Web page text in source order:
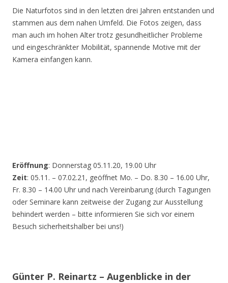
Die Naturfotos sind in den letzten drei Jahren entstanden und
stammen aus dem nahen Umfeld. Die Fotos zeigen, dass
man auch im hohen Alter trotz gesundheitlicher Probleme
und eingeschränkter Mobilität, spannende Motive mit der
Kamera einfangen kann.
Eröffnung: Donnerstag 05.11.20, 19.00 Uhr
Zeit: 05.11. – 07.02.21, geöffnet Mo. – Do. 8.30 – 16.00 Uhr,
Fr. 8.30 – 14.00 Uhr und nach Vereinbarung (durch Tagungen
oder Seminare kann zeitweise der Zugang zur Ausstellung
behindert werden – bitte informieren Sie sich vor einem
Besuch sicherheitshalber bei uns!)
Günter P. Reinartz – Augenblicke in der